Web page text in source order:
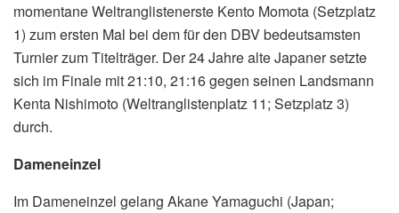
momentane Weltranglistenerste Kento Momota (Setzplatz
1) zum ersten Mal bei dem für den DBV bedeutsamsten
Turnier zum Titelträger. Der 24 Jahre alte Japaner setzte
sich im Finale mit 21:10, 21:16 gegen seinen Landsmann
Kenta Nishimoto (Weltranglistenplatz 11; Setzplatz 3)
durch.
Dameneinzel
Im Dameneinzel gelang Akane Yamaguchi (Japan;